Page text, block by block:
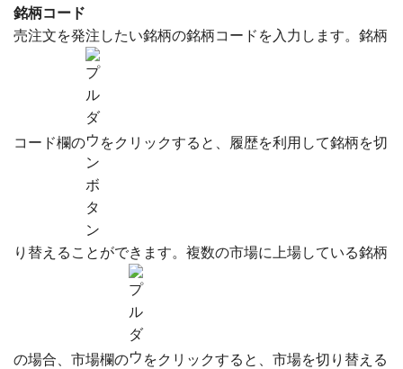
銘柄コード
売注文を発注したい銘柄の銘柄コードを入力します。銘柄
コード欄の をクリックすると、履歴を利用して銘柄を切
り替えることができます。複数の市場に上場している銘柄
の場合、市場欄の をクリックすると、市場を切り替える